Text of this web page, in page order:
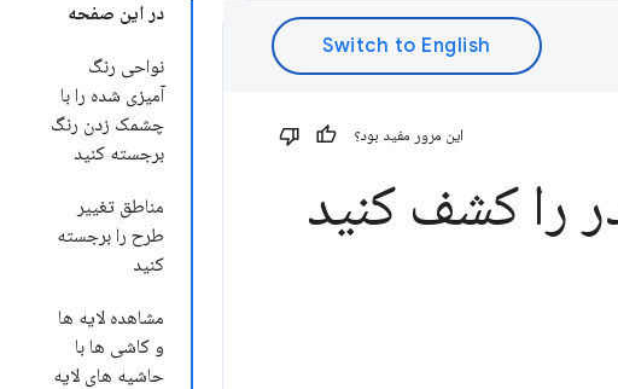
در این صفحه
نواحی رنگ
آمیزی شده را با
چشمک زدن رنگ
برجسته کنید
مناطق تغییر
طرح را برجسته
کنید
مشاهده لایه ها
و کاشی ها با
حاشیه های لایه
این مرور مفید بود؟
را کشف کنید